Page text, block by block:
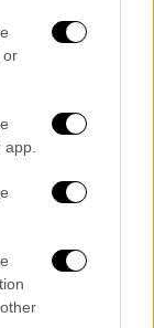
or
– 00:00
η στάση
– ΣΕΦ –